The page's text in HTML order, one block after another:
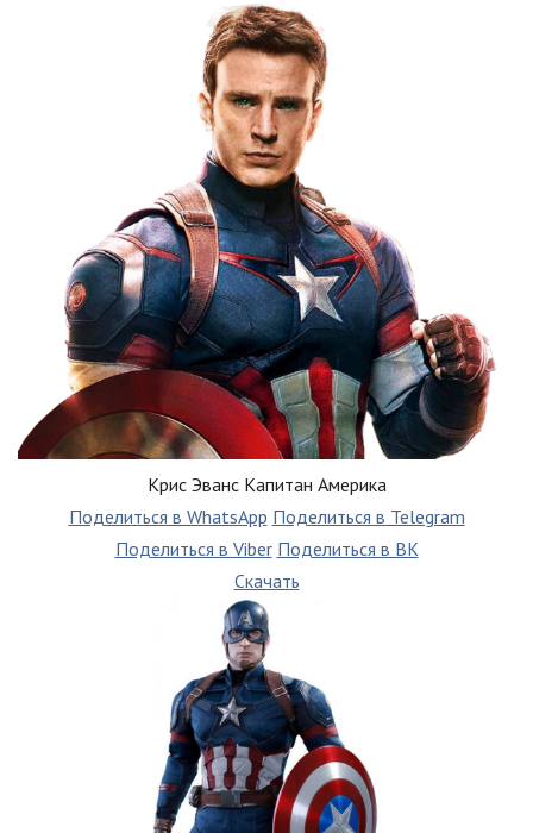
Крис Эванс Капитан Америка
Поделиться в WhatsApp Поделиться в Telegram
Поделиться в Viber Поделиться в ВК
Скачать